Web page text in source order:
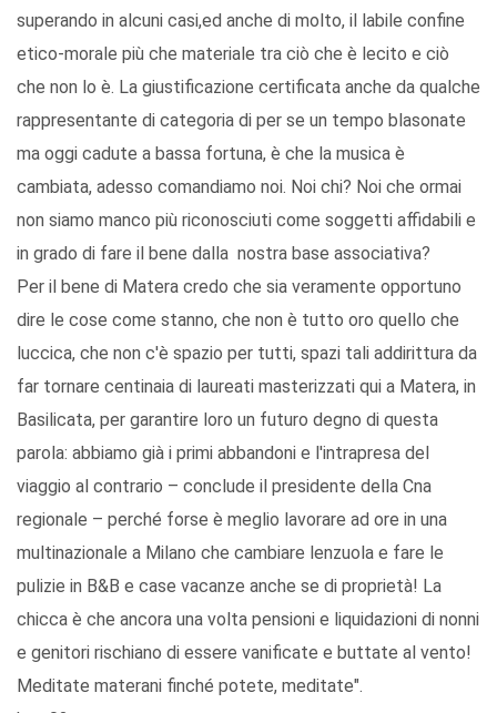
superando in alcuni casi,ed anche di molto, il labile confine
etico-morale più che materiale tra ciò che è lecito e ciò
che non lo è. La giustificazione certificata anche da qualche
rappresentante di categoria di per se un tempo blasonate
ma oggi cadute a bassa fortuna, è che la musica è
cambiata, adesso comandiamo noi. Noi chi? Noi che ormai
non siamo manco più riconosciuti come soggetti affidabili e
in grado di fare il bene dalla nostra base associativa?
Per il bene di Matera credo che sia veramente opportuno
dire le cose come stanno, che non è tutto oro quello che
luccica, che non c'è spazio per tutti, spazi tali addirittura da
far tornare centinaia di laureati masterizzati qui a Matera, in
Basilicata, per garantire loro un futuro degno di questa
parola: abbiamo già i primi abbandoni e l'intrapresa del
viaggio al contrario – conclude il presidente della Cna
regionale – perché forse è meglio lavorare ad ore in una
multinazionale a Milano che cambiare lenzuola e fare le
pulizie in B&B e case vacanze anche se di proprietà! La
chicca è che ancora una volta pensioni e liquidazioni di nonni
e genitori rischiano di essere vanificate e buttate al vento!
Meditate materani finché potete, meditate".